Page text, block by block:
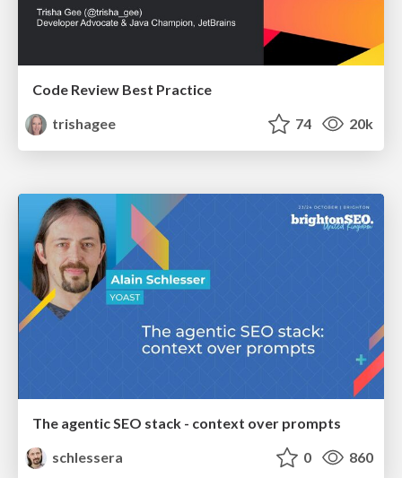
Code Review Best Practice
trishagee
74 20k
The agentic SEO stack - context over prompts
schlessera
0 860